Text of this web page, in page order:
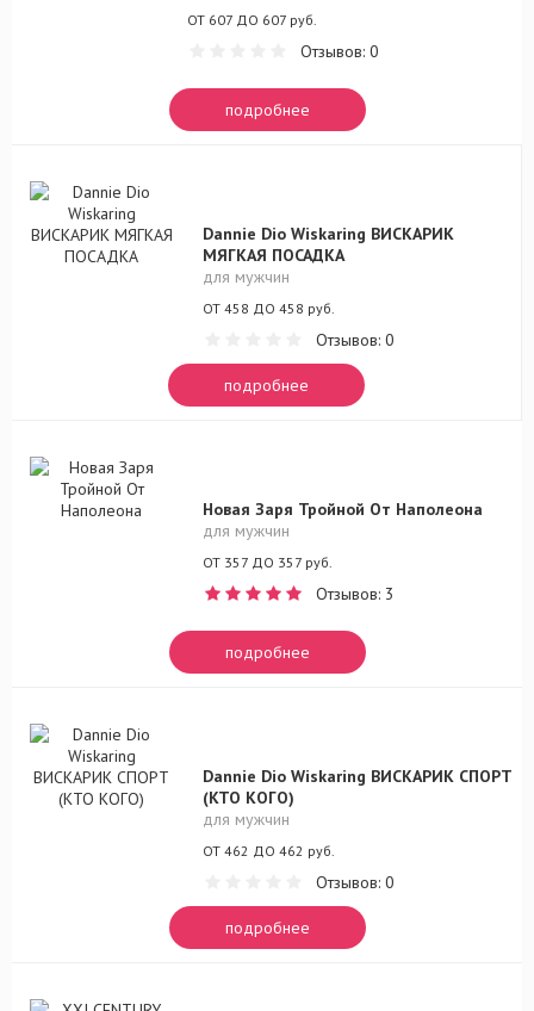
ОТ 607 ДО 607 руб.
Отзывов: 0
подробнее
Dannie Dio Wiskaring ВИСКАРИК
МЯГКАЯ ПОСАДКА
для мужчин
ОТ 458 ДО 458 руб.
Отзывов: 0
подробнее
Новая Заря Тройной От Наполеона
для мужчин
ОТ 357 ДО 357 руб.
Отзывов: 3
подробнее
Dannie Dio Wiskaring ВИСКАРИК СПОРТ
(КТО КОГО)
для мужчин
ОТ 462 ДО 462 руб.
Отзывов: 0
подробнее